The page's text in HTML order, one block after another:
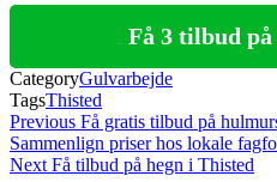
Få 3 tilbud
CategoryGulvarbejde
TagsThisted
Indlægsnavigation
Previous
Post
Previous Få gratis tilbud på
Sammenlign priser hos lokale
Next
Next Få tilbud på hegn i Thisted